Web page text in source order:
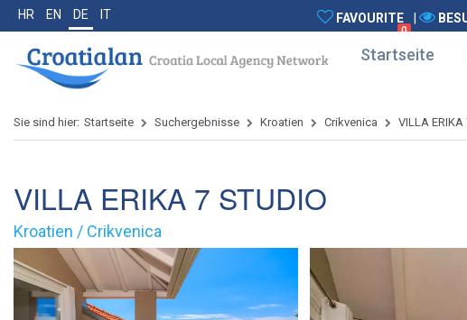
HR EN DE IT FAVOURITE
0
Startseite
Sie sind hier: Startseite Suchergebnisse Kroatien Crikvenica VILLA ERIKA
VILLA ERIKA 7 STUDIO
Kroatien / Crikvenica